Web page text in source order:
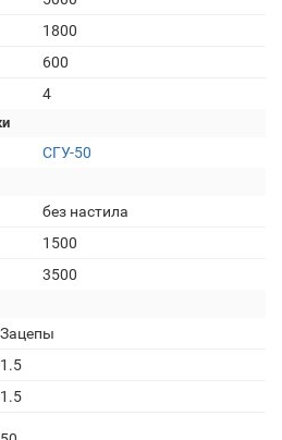
1800
600
4
СГУ-50
без настила
1500
3500
Зацепы
1.5
1.5